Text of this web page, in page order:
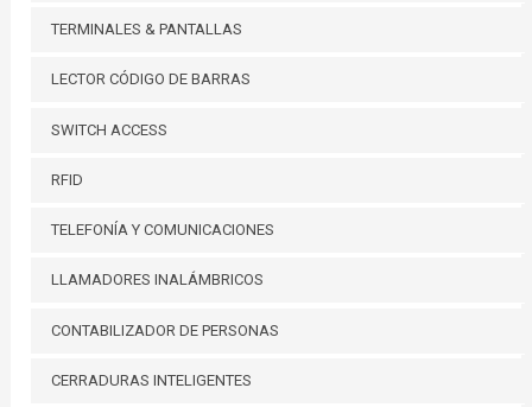
TERMINALES & PANTALLAS
LECTOR CÓDIGO DE BARRAS
SWITCH ACCESS
RFID
TELEFONÍA Y COMUNICACIONES
LLAMADORES INALÁMBRICOS
CONTABILIZADOR DE PERSONAS
CERRADURAS INTELIGENTES